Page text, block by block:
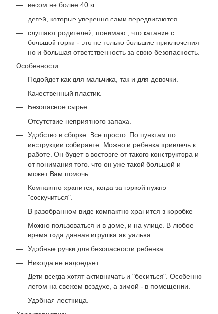
весом не более 40 кг
детей, которые уверенно сами передвигаются
слушают родителей, понимают, что катание с
большой горки - это не только большие приключения,
но и большая ответственность за свою безопасность.
Особенности:
Подойдет как для мальчика, так и для девочки.
Качественный пластик.
Безопасное сырье.
Отсутствие неприятного запаха.
Удобство в сборке. Все просто. По пунктам по
инструкции собираете. Можно и ребенка привлечь к
работе. Он будет в восторге от такого конструктора и
от понимания того, что он уже такой большой и
может Вам помочь
Компактно хранится, когда за горкой нужно
"соскучиться".
В разобранном виде компактно хранится в коробке
Можно пользоваться и в доме, и на улице. В любое
время года данная игрушка актуальна.
Удобные ручки для безопасности ребенка.
Никогда не надоедает.
Дети всегда хотят активничать и "беситься". Особенно
летом на свежем воздухе, а зимой - в помещении.
Удобная лестница.